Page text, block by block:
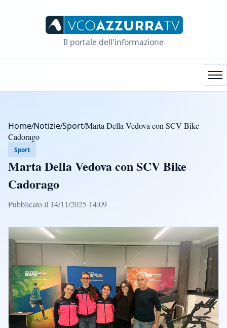
Il portale dell'informazione
Home/Notizie/Sport/Marta Della Vedova con SCV Bike
Cadorago
Sport
Marta Della Vedova con SCV Bike
Cadorago
Pubblicato il 14/11/2025 14:09